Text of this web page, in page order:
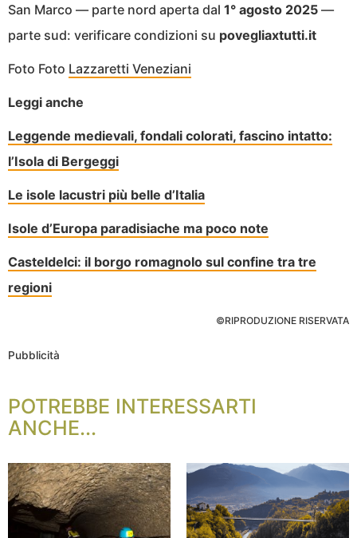
San Marco — parte nord aperta dal 1° agosto 2025 —
parte sud: verificare condizioni su povegliaxtutti.it
Foto Foto Lazzaretti Veneziani
Leggi anche
Leggende medievali, fondali colorati, fascino intatto:
l’Isola di Bergeggi
Le isole lacustri più belle d’Italia
Isole d’Europa paradisiache ma poco note
Casteldelci: il borgo romagnolo sul confine tra tre
regioni
©RIPRODUZIONE RISERVATA
Pubblicità
POTREBBE INTERESSARTI
ANCHE...